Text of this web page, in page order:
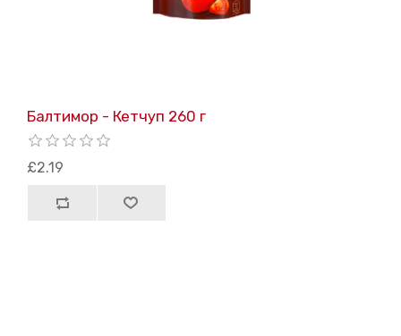
Балтимор - Кетчуп 260 г
£2.19